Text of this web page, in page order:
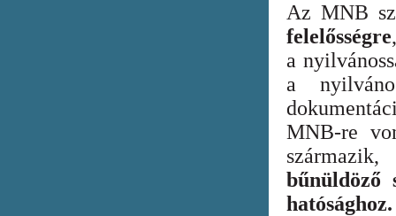
Az MNB
felelősségre
a
a
MNB-re
bűnüldöző
hatósághoz.